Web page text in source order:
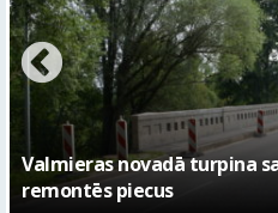
No pagaidu teātra līdz
– kā attīstīsies “Kurtuve”